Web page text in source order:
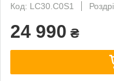
Код: LC30.C0S1
24 990 ₴